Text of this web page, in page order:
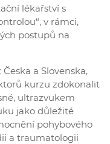
lékařství s
v rámci,
postupů na
a Slovenska,
kurzu zdokonalit
ultrazvukem
jako důležité
pohybového
a traumatologii